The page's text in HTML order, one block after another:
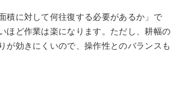
積に対して何往復する必要があるか」で
ほど作業は楽になります。ただし、耕幅の
が効きにくいので、操作性とのバランスも